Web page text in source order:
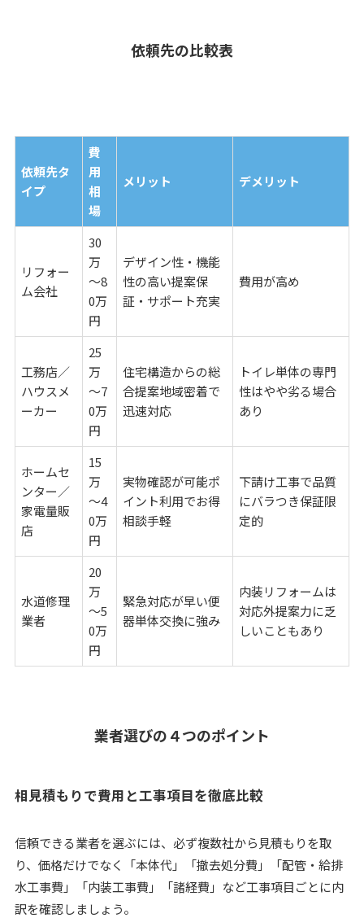
依頼先の比較表
依頼先タ
イプ
費
用
相
場
メリット デメリット
リフォー
ム会社
30
万
～8
0万
円
デザイン性・機能
性の高い提案保
証・サポート充実
費用が高め
工務店／
ハウスメ
ーカー
25
万
～7
0万
円
住宅構造からの総
合提案地域密着で
迅速対応
トイレ単体の専門
性はやや劣る場合
あり
ホームセ
ンター／
家電量販
店
15
万
～4
0万
円
実物確認が可能ポ
イント利用でお得
相談手軽
下請け工事で品質
にバラつき保証限
定的
水道修理
業者
20
万
～5
0万
円
緊急対応が早い便
器単体交換に強み
内装リフォームは
対応外提案力に乏
しいこともあり
業者選びの４つのポイント
相見積もりで費用と工事項目を徹底比較
信頼できる業者を選ぶには、必ず複数社から見積もりを取
り、価格だけでなく「本体代」「撤去処分費」「配管・給排
水工事費」「内装工事費」「諸経費」など工事項目ごとに内
訳を確認しましょう。